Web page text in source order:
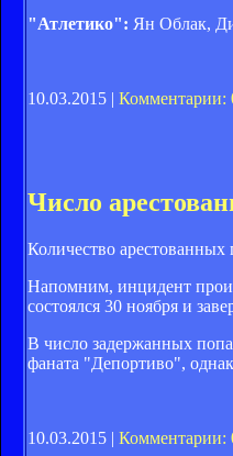
"Атлетико": Ян Облак,
10.03.2015 | Комментарии:
Число
Количество
Напомним, инцидент
состоялся 30 ноября и
В число задержанных
фаната "Депортиво",
10.03.2015 | Комментарии: